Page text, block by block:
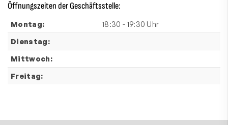
Öffnungszeiten der Geschäftsstelle:
Montag:
18:30 - 19:30 Uhr
Dienstag:
Mittwoch:
Freitag: